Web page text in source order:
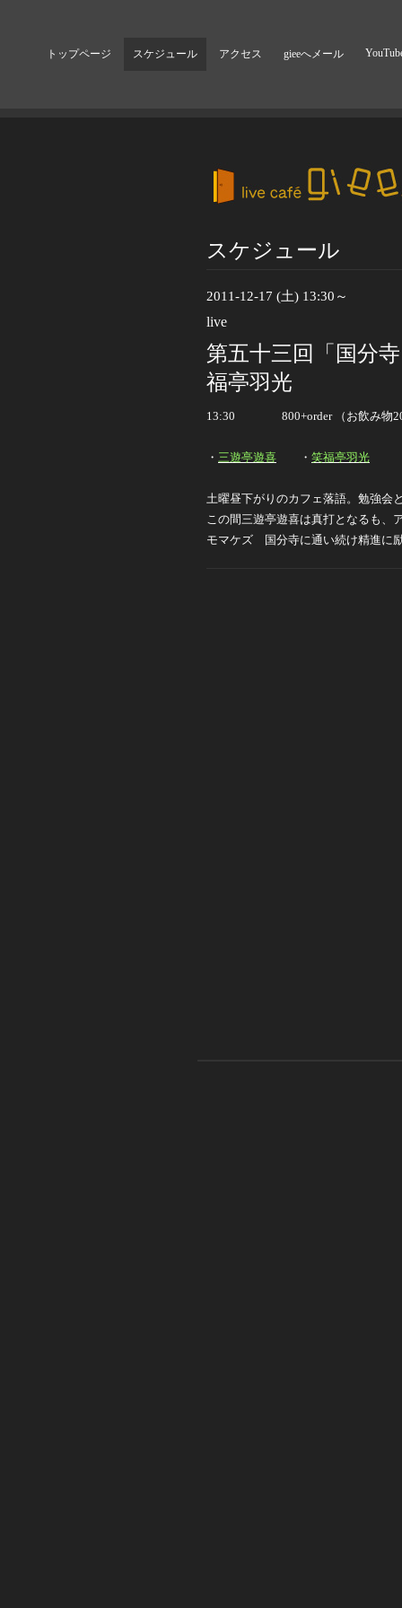
トップページ スケジュール アクセス gieeへメール
スケジュール
2011-12-17 (土) 13:30～
live
第五十三回「国分
福亭羽光
13:30 800+order （お飲み物200
・ 三遊亭遊喜 ・ 笑福亭羽光
土曜昼下がりのカフェ落語。勉強会
この間三遊亭遊喜は真打となるも
モマケズ 国分寺に通い続け精進に